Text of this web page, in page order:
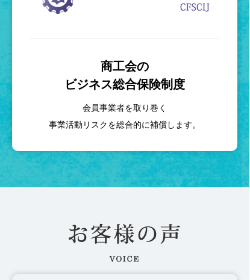
商工会の
ビジネス総合保険制度
会員事業者を取り巻く
事業活動リスクを総合的に補償します。